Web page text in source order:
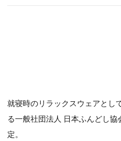
就寝時のリラックスウェアとし
る一般社団法人 日本ふんどし協
定。